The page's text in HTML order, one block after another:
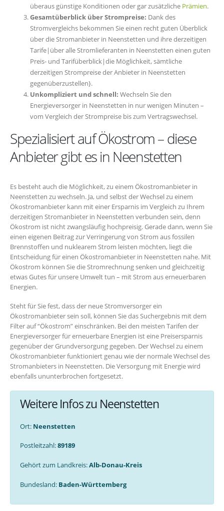
überaus günstige Konditionen oder gar zusätzliche Prämien.
Gesamtüberblick über Strompreise: Dank des
Stromvergleichs bekommen Sie einen recht guten Überblick
über die Stromanbieter in Neenstetten und ihre derzeitigen
Tarife|über alle Stromlieferanten in Neenstetten einen guten
Preis- und Tarifüberblick|die Möglichkeit, sämtliche
derzeitigen Strompreise der Anbieter in Neenstetten
gegenüberzustellen}.
Unkompliziert und schnell: Wechseln Sie den
Energieversorger in Neenstetten in nur wenigen Minuten –
vom Vergleich der Strompreise bis zum Vertragswechsel.
Spezialisiert auf Ökostrom – diese
Anbieter gibt es in Neenstetten
Es besteht auch die Möglichkeit, zu einem Ökostromanbieter in
Neenstetten zu wechseln. Ja, und selbst der Wechsel zu einem
Ökostromanbieter kann mit einer Ersparnis im Vergleich zu Ihrem
derzeitigen Stromanbieter in Neenstetten verbunden sein, denn
Ökostrom ist nicht zwangsläufig hochpreisig. Gerade dann, wenn Sie
einen eigenen Beitrag zur Verringerung von Strom aus fossilen
Brennstoffen und nuklearem Strom leisten möchten, liegt die
Entscheidung für einen Ökostromanbieter in Neenstetten nahe. Mit
Ökostrom können Sie die Stromrechnung senken und gleichzeitig
etwas Gutes für unsere Umwelt tun – mit Strom aus erneuerbaren
Energien.
Steht für Sie fest, dass der neue Stromversorger ein
Ökostromanbieter sein soll, können Sie das Suchergebnis mit dem
Filter auf “Ökostrom” einschränken. Bei den meisten Tarifen der
Energieversorger für erneuerbare Energien ist eine Preisersparnis
gegenüber der Grundversorgung gegeben. Der Wechsel zu einem
Ökostromanbieter funktioniert genau wie der normale Wechsel des
Stromanbieters in Neenstetten. Die Versorgung mit Energie wird
ebenfalls ununterbrochen fortgesetzt.
Weitere Infos zu Neenstetten
Ort: Neenstetten
Postleitzahl:89189
Gehört zum Landkreis:Alb-Donau-Kreis
Bundesland: Baden-Württemberg